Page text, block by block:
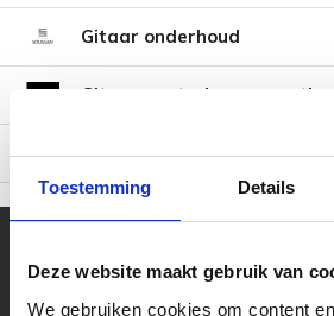
Toestemming Details
Deze website maakt gebruik van
We gebruiken cookies om content
Gitaar onderhoud
Gitaarversterker reparatie
Otoplastieken: op maat gemaakte